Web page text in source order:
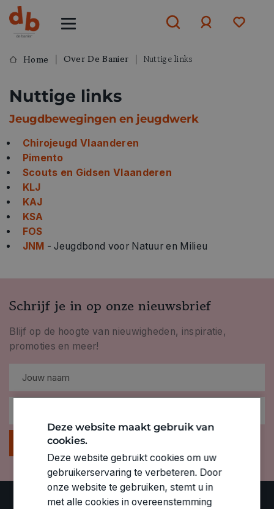
Home Over De Banier Nuttige links
Nuttige links
Jeugdbewegingen en jeugdwerk
Chirojeugd Vlaanderen
Pimento
Scouts en Gidsen Vlaanderen
KLJ
KAJ
KSA
FOS
JNM - Jeugdbond voor Natuur en Milieu
Schrijf je in op onze nieuwsbrief
Blijf op de hoogte van nieuwigheden, inspiratie,
promoties en meer!
Inschrijven
Deze website maakt gebruik van
cookies.
Deze website gebruikt cookies om uw
gebruikerservaring te verbeteren. Door
onze website te gebruiken, stemt u in
met alle cookies in overeenstemming